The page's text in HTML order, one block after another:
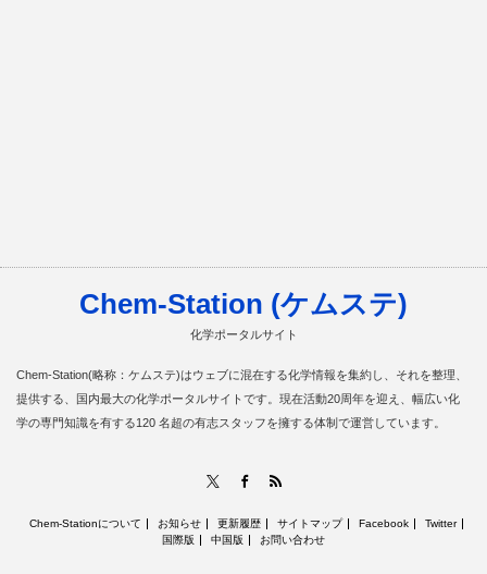
Chem-Station (ケムステ)
化学ポータルサイト
Chem-Station(略称：ケムステ)はウェブに混在する化学情報を集約し、それを整理、
提供する、国内最大の化学ポータルサイトです。現在活動20周年を迎え、幅広い化
学の専門知識を有する120 名超の有志スタッフを擁する体制で運営しています。
Facebook
Chem-Stationについて お知らせ 更新履歴 サイトマップ Facebook
Twitter
国際版
中国版 お問い合わせ